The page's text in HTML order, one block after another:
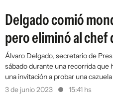
Delgado comió
pero eliminó al chef
Álvaro Delgado, secretario de
sábado durante una recorrida que
una invitación a probar una
3 de junio 2023
15:41 hs